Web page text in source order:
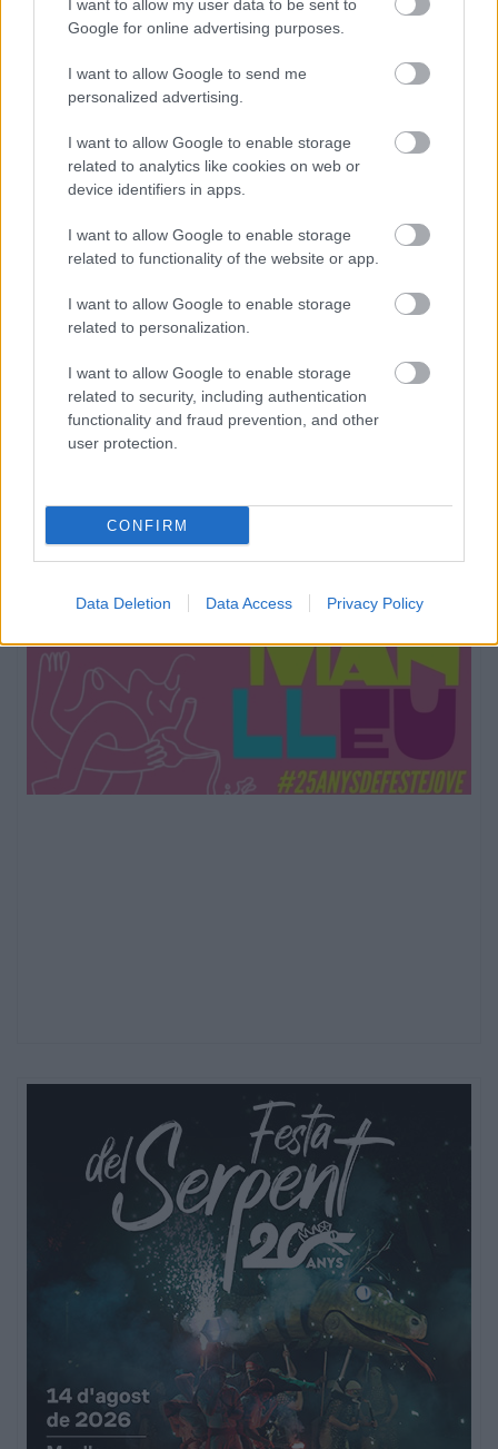
I want to allow my user data to be sent to
Google for online advertising purposes.
I want to allow Google to send me
personalized advertising.
I want to allow Google to enable storage
related to analytics like cookies on web or
device identifiers in apps.
I want to allow Google to enable storage
related to functionality of the website or app.
I want to allow Google to enable storage
related to personalization.
I want to allow Google to enable storage
related to security, including authentication
functionality and fraud prevention, and other
user protection.
CONFIRM
Data Deletion Data Access Privacy Policy